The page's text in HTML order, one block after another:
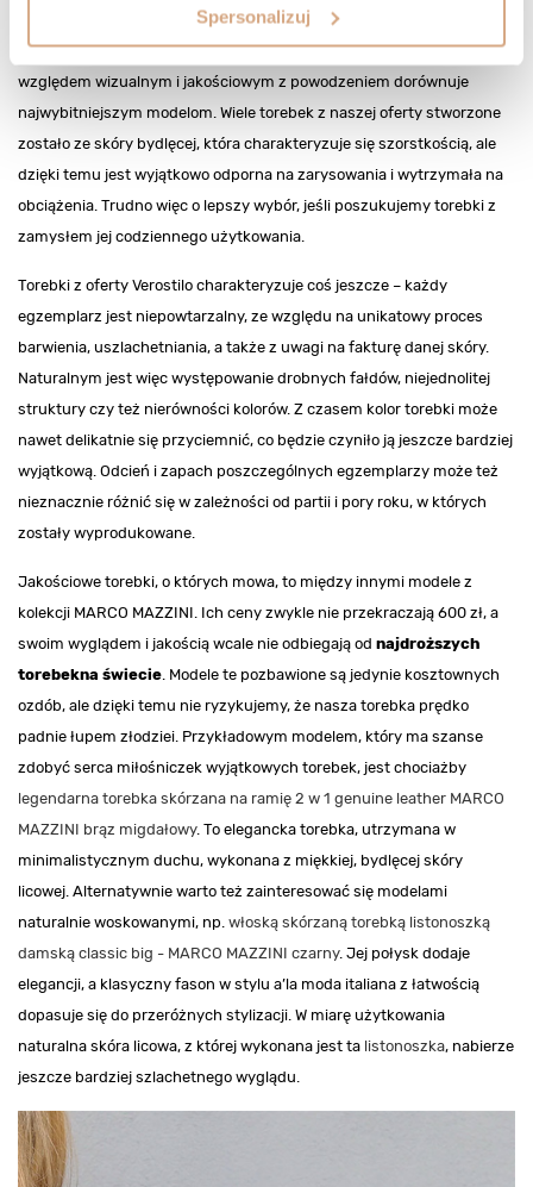
Spersonalizuj
rodzinnych zakładach kaletniczych we Włoszech. Tak samo również
wykonane są z wysokogatunkowej skóry naturalnej, która pod
względem wizualnym i jakościowym z powodzeniem dorównuje
najwybitniejszym modelom. Wiele torebek z naszej oferty stworzone
zostało ze skóry bydlęcej, która charakteryzuje się szorstkością, ale
dzięki temu jest wyjątkowo odporna na zarysowania i wytrzymała na
obciążenia. Trudno więc o lepszy wybór, jeśli poszukujemy torebki z
zamysłem jej codziennego użytkowania.
Torebki z oferty Verostilo charakteryzuje coś jeszcze – każdy
egzemplarz jest niepowtarzalny, ze względu na unikatowy proces
barwienia, uszlachetniania, a także z uwagi na fakturę danej skóry.
Naturalnym jest więc występowanie drobnych fałdów, niejednolitej
struktury czy też nierówności kolorów. Z czasem kolor torebki może
nawet delikatnie się przyciemnić, co będzie czyniło ją jeszcze bardziej
wyjątkową. Odcień i zapach poszczególnych egzemplarzy może też
nieznacznie różnić się w zależności od partii i pory roku, w których
zostały wyprodukowane.
Jakościowe torebki, o których mowa, to między innymi modele z
kolekcji MARCO MAZZINI. Ich ceny zwykle nie przekraczają 600 zł, a
swoim wyglądem i jakością wcale nie odbiegają od najdroższych
torebekna świecie. Modele te pozbawione są jedynie kosztownych
ozdób, ale dzięki temu nie ryzykujemy, że nasza torebka prędko
padnie łupem złodziei. Przykładowym modelem, który ma szanse
zdobyć serca miłośniczek wyjątkowych torebek, jest chociażby
legendarna torebka skórzana na ramię 2 w 1 genuine leather MARCO
MAZZINI brąz migdałowy. To elegancka torebka, utrzymana w
minimalistycznym duchu, wykonana z miękkiej, bydlęcej skóry
licowej. Alternatywnie warto też zainteresować się modelami
naturalnie woskowanymi, np. włoską skórzaną torebką listonoszką
damską classic big - MARCO MAZZINI czarny. Jej połysk dodaje
elegancji, a klasyczny fason w stylu a’la moda italiana z łatwością
dopasuje się do przeróżnych stylizacji. W miarę użytkowania
naturalna skóra licowa, z której wykonana jest ta listonoszka, nabierze
jeszcze bardziej szlachetnego wyglądu.